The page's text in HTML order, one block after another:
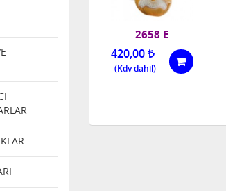
4692F -2 2658 E
420,00